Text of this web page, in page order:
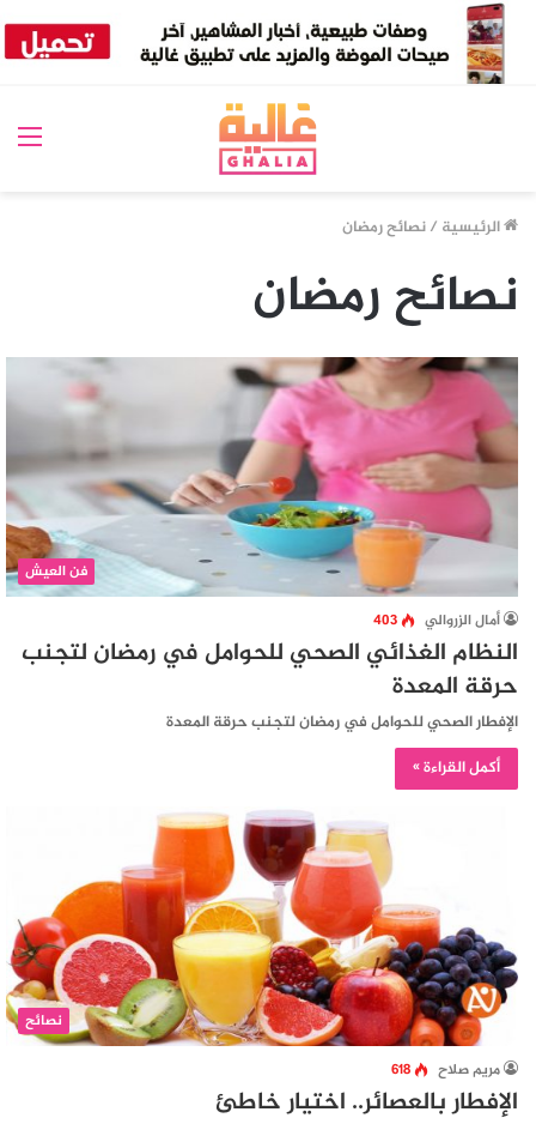
الرئيسية /نصائح رمضان
نصائح رمضان
فن العيش
أمال الزروالي 403
النظام الغذائي الصحي للحوامل في رمضان لتجنب
حرقة المعدة
الإفطار الصحي للحوامل في رمضان لتجنب حرقة المعدة
أكمل القراءة »
نصائح
مريم صلاح 618
الإفطار بالعصائر.. اختيار خاطئ